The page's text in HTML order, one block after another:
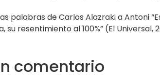
palabras de Carlos Alazraki a Antoni
su resentimiento al 100%” (El Universal,
comentario